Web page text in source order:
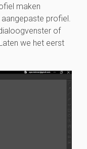
maken
profiel.
of
we het eerst